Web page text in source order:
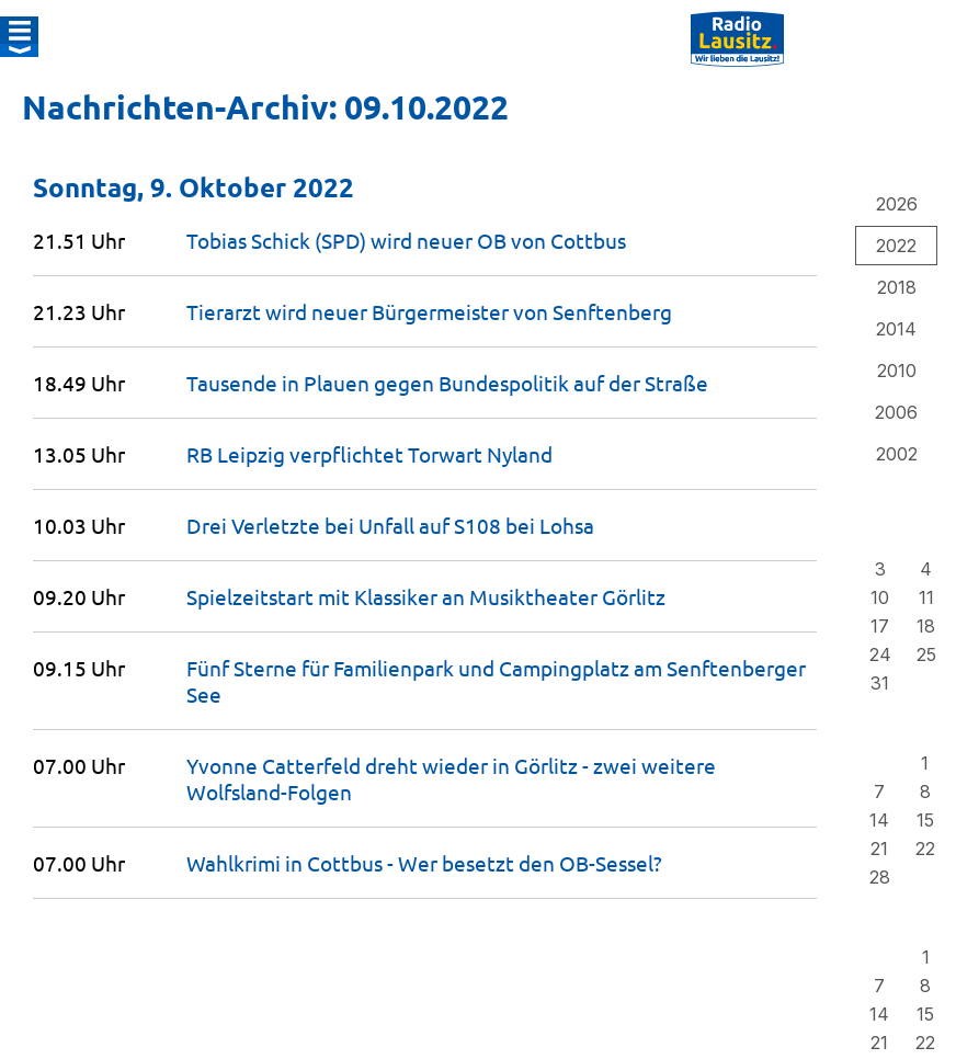
Nachrichten-Archiv: 09.10.2022
2026
2022
2018
2014
2010
2006
2002
3
4
10
11
17
18
24
25
31
1
7
8
14
15
21
22
28
1
7
8
14
15
21
22
Sonntag, 9. Oktober 2022
21.51 Uhr Tobias Schick (SPD) wird neuer OB von Cottbus
21.23 Uhr Tierarzt wird neuer Bürgermeister von Senftenberg
18.49 Uhr Tausende in Plauen gegen Bundespolitik auf derStraße
13.05 Uhr RB Leipzig verpflichtet Torwart Nyland
10.03 Uhr Drei Verletzte bei Unfall auf S108 bei Lohsa
09.20 Uhr Spielzeitstart mit Klassiker an Musiktheater Görlitz
09.15 Uhr
Fünf Sterne für Familienpark und Campingplatz am Senftenberger
See
07.00 Uhr
Yvonne Catterfeld dreht wieder in Görlitz - zwei weitere
Wolfsland-Folgen
07.00 Uhr Wahlkrimi in Cottbus - Wer besetzt den OB-Sessel?